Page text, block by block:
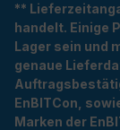
**
handelt. Einige
Lager sein und
genaue
EnBITCon,
Marken der